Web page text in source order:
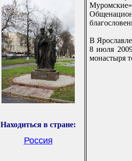
Находиться в стране:
Россия
В Ярославле
8 июля
монастыря